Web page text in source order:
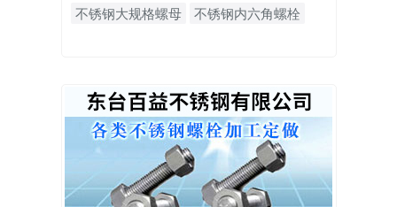
不锈钢大规格螺母
不锈钢内六角螺栓